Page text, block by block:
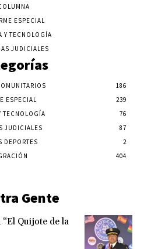
ESPECIAL
Y TECNOLOGÍA
JUDICIALES
186
ESPECIAL
239
TECNOLOGÍA
76
JUDICIALES
87
DEPORTES
2
404
Gente
Quijote de la